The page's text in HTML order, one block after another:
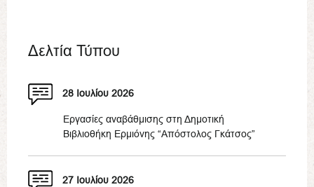
Δελτία Τύπου
28 Ιουλίου 2026
Εργασίες αναβάθμισης στη Δημοτική
Βιβλιοθήκη Ερμιόνης “Απόστολος Γκάτσος”
27 Ιουλίου 2026